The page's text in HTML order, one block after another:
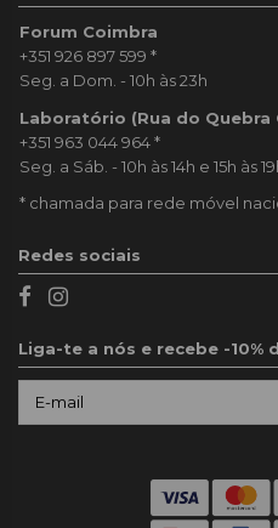
Forum Coimbra
+351 926 897 599 *
Seg. a Dom. - 10h às 23h
Laboratório (Rua do Quebra
+351 963 044 964*
Seg. a Sáb. - 10h às 14h e 15h às
* chamada para rede móvel
Redes sociais
Liga-te a nós e recebe -10%